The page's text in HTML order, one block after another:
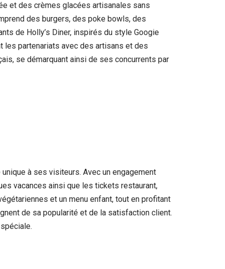
et des crèmes glacées artisanales sans
des burgers, des poke bowls, des
de Holly’s Diner, inspirés du style Googie
les partenariats avec des artisans et des
se démarquant ainsi de ses concurrents par
à ses visiteurs. Avec un engagement
vacances ainsi que les tickets restaurant,
et un menu enfant, tout en profitant
de sa popularité et de la satisfaction client.